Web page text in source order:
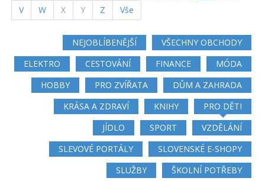
V
W X Y Z Vše
NEJOBLÍBENĚJŠÍ
VŠECHNY OBCHODY
ELEKTRO
CESTOVÁNÍ FINANCE
MÓDA
HOBBY
PRO ZVÍŘATA
DŮM A ZAHRADA
KRÁSA A ZDRAVÍ
KNIHY
PRO DĚTI
JÍDLO
SPORT
VZDĚLÁNÍ
SLEVOVÉ PORTÁLY
SLOVENSKÉ E-SHOPY
SLUŽBY
ŠKOLNÍ POTŘEBY